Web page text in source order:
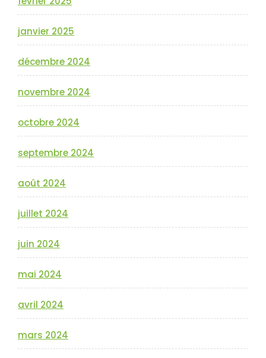
janvier 2025
décembre 2024
novembre 2024
octobre 2024
septembre 2024
août 2024
juillet 2024
juin 2024
mai 2024
avril 2024
mars 2024